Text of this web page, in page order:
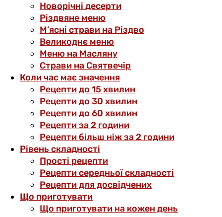
Новорічні десерти
Різдвяне меню
М’ясні страви на Різдво
Великоднє меню
Меню на Масляну
Страви на Святвечір
Коли час має значення
Рецепти до 15 хвилин
Рецепти до 30 хвилин
Рецепти до 60 хвилин
Рецепти за 2 години
Рецепти більш ніж за 2 години
Рівень складності
Прості рецепти
Рецепти середньої складності
Рецепти для досвідчених
Що приготувати
Що приготувати на кожен день